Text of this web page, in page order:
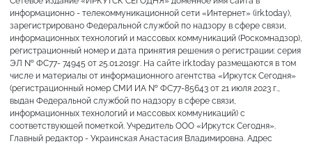
информационно - телекоммуникационной сети «Интернет» (irk.today),
зарегистрировано Федеральной службой по надзору в сфере связи,
информационных технологий и массовых коммуникаций (Роскомнадзор),
регистрационный номер и дата принятия решения о регистрации: серия
ЭЛ № ФС77- 74945 от 25.01.2019г. На сайте irk.today размещаются в том
числе и материалы от информационного агентства «Иркутск Сегодня»
(регистрационный номер СМИ ИА № ФС77-85643 от 21 июля 2023 г.,
выдан Федеральной службой по надзору в сфере связи,
информационных технологий и массовых коммуникаций) с
соответствующей пометкой. Учредитель ООО «Иркутск Сегодня».
Главный редактор - Украинская Анастасия Владимировна. Адрес